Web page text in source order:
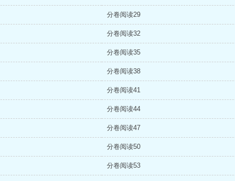
分卷阅读29
分卷阅读32
分卷阅读35
分卷阅读38
分卷阅读41
分卷阅读44
分卷阅读47
分卷阅读50
分卷阅读53